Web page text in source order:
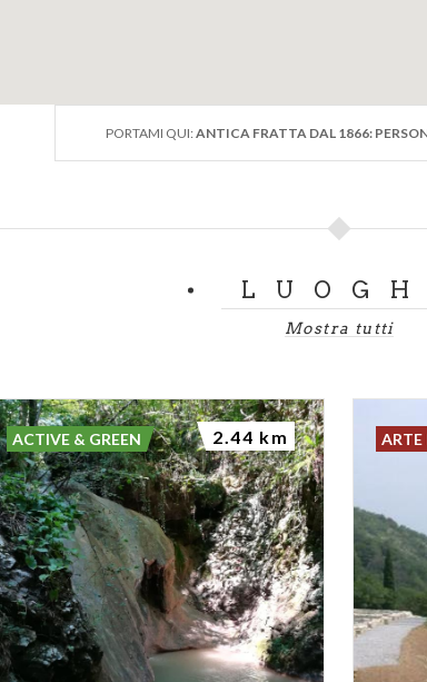
PORTAMI QUI: ANTICA FRATTA DAL 1866:
Mostra tutti
ACTIVE & GREEN 2.44 km ARTE